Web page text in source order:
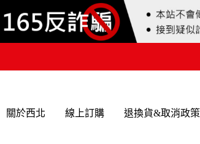
關於西北 線上訂購 退換貨&取消政策